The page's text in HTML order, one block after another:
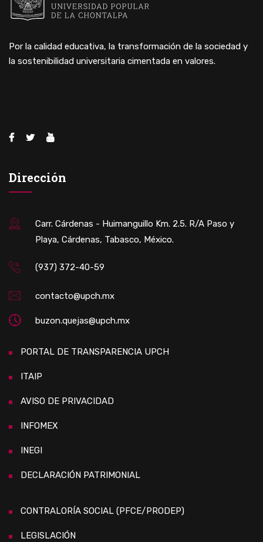
Por la calidad educativa, la transformación de la sociedad y
la sostenibilidad universitaria cimentada en valores.
Dirección
Carr. Cárdenas - Huimanguillo Km. 2.5. R/A Paso y
Playa, Cárdenas, Tabasco, México.
(937) 372-40-59
contacto@upch.mx
buzon.quejas@upch.mx
PORTAL DE TRANSPARENCIA UPCH
ITAIP
AVISO DE PRIVACIDAD
INFOMEX
INEGI
DECLARACIÓN PATRIMONIAL
CONTRALORÍA SOCIAL (PFCE/PRODEP)
LEGISLACIÓN